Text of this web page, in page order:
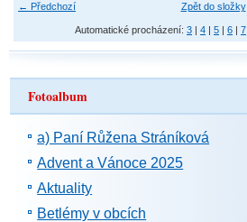
← Předchozí Zpět do složky
Automatické procházení: 3 | 4 | 5 | 6 | 7
Fotoalbum
a) Paní Růžena Stráníková
Advent a Vánoce 2025
Aktuality
Betlémy v obcích